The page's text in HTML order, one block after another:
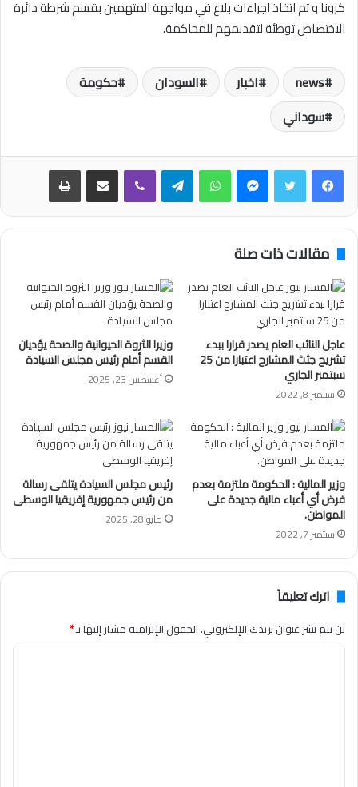
كرونا و تم اتخاذ اجراءات بلاغ في مواجهة المتهمين بقسم شرطة دائرة
الاختصاص توطئة لتقديمهم للمحاكمة.
news اخبار السودان
حكومة
سوداني
فيسبوكتويتر ماسنجر واتساب تيلقرام ڤايبر مشاركة عبر البريد طباعة
مقالات ذات صلة
عاجل النائب العام يصدر قرارا ببدء
تشريح جثث المشارح اعتبارا من 25
سبتمبر الجاري
سبتمبر 8, 2022
وزيرا الثروة الحيوانية والصحة يؤديان
القسم أمام رئيس مجلس السيادة
أغسطس 23, 2025
وزير المالية : الحكومة ملتزمة بعدم
فرض أي أعباء مالية جديدة على
المواطن.
سبتمبر 7, 2022
رئيس مجلس السيادة يتلقى رسالة
من رئيس جمهورية إفريقيا الوسطى
مايو 28, 2025
اترك تعليقاً
لن يتم نشر عنوان بريدك الإلكتروني.الحقول الإلزامية مشار إليها بـ*